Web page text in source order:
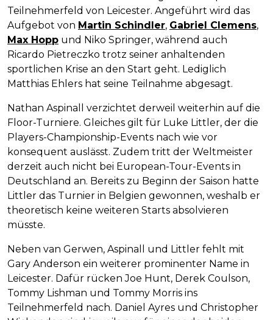
Teilnehmerfeld von Leicester. Angeführt wird das
Aufgebot von Martin Schindler, Gabriel Clemens,
Max Hopp und Niko Springer, während auch
Ricardo Pietreczko trotz seiner anhaltenden
sportlichen Krise an den Start geht. Lediglich
Matthias Ehlers hat seine Teilnahme abgesagt.
Nathan Aspinall verzichtet derweil weiterhin auf die
Floor-Turniere. Gleiches gilt für Luke Littler, der die
Players-Championship-Events nach wie vor
konsequent auslässt. Zudem tritt der Weltmeister
derzeit auch nicht bei European-Tour-Events in
Deutschland an. Bereits zu Beginn der Saison hatte
Littler das Turnier in Belgien gewonnen, weshalb er
theoretisch keine weiteren Starts absolvieren
müsste.
Neben van Gerwen, Aspinall und Littler fehlt mit
Gary Anderson ein weiterer prominenter Name in
Leicester. Dafür rücken Joe Hunt, Derek Coulson,
Tommy Lishman und Tommy Morris ins
Teilnehmerfeld nach. Daniel Ayres und Christopher